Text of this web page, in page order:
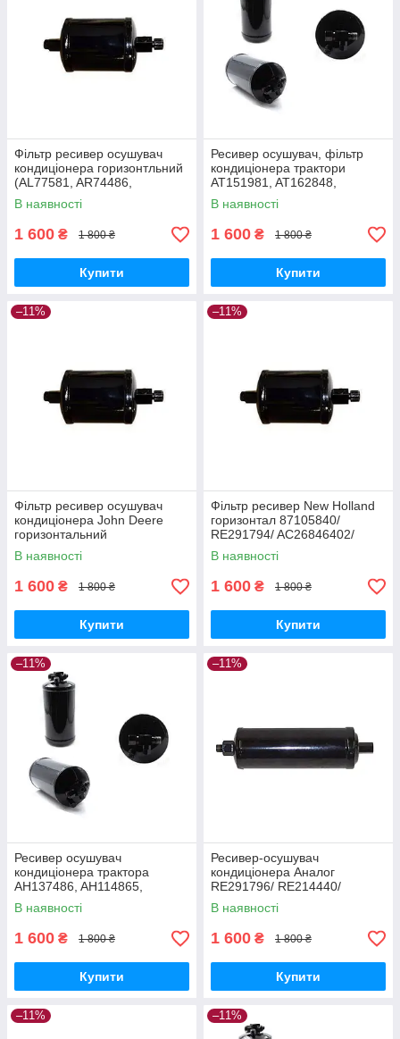
Фільтр ресивер осушувач
кондиціонера горизонтльний
(AL77581, AR74486,
RE214439, RE49169,
RE49189)
В наявності
1 600 ₴ 1 800 ₴
Купити
Ресивер осушувач, фільтр
кондиціонера трактори
AT151981, AT162848,
AH137486, AH114865,
AH122338
В наявності
1 600 ₴ 1 800 ₴
Купити
–11%
Фільтр ресивер осушувач
кондиціонера John Deere
горизонтальний
(47821526/87105840/A-804-
464), MX/STX/T8040
В наявності
1 600 ₴ 1 800 ₴
Купити
–11%
Фільтр ресивер New Holland
горизонтал 87105840/
RE291794/ AC26846402/
295006A1/ AR59870
В наявності
1 600 ₴ 1 800 ₴
Купити
–11%
Ресивер осушувач
кондиціонера трактора
AH137486, AH114865,
AH211387, AH122338,
AH234099, AT125596,
В наявності
1 600 ₴ 1 800 ₴
Купити
–11%
Ресивер-осушувач
кондиціонера Аналог
RE291796/ RE214440/
RE175116/ VPM9654),
JD8430 RE576835
В наявності
1 600 ₴ 1 800 ₴
Купити
–11% –11%